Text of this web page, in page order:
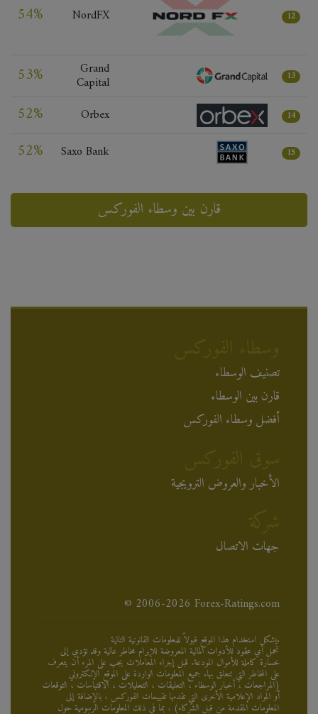
54% NordFX 12
53% Grand
Capital 13
52% Orbex 14
52% Saxo Bank 15
قارن بين وسطاء الفوركس
تصنيف الوسطاء
قارن بين الوسطاء
أفضل وسطاء الفوركس
الأخبار والعروض الترويجية
جهات الاتصال
© 2006-2026 Forex-Ratings.com
يشكل استخدام هذا الموقع قبولاً للمعلومات القانونية التالية.
تحمل أي عقود للأدوات المالية المعروضة للإبرام مخاطر عالية وقد تؤدي إلى
خسارة كاملة للأموال المودعة. قبل إجراء المعاملات يجب على المرء أن يتعرف
على المخاطر التي تتعلق بها. جميع المعلومات الواردة على الموقع الإلكتروني
(المراجعات ، أخبار الوسطاء ، التعليقات ، التحليلات ، الاقتباسات ، التوقعات
أو المواد الإعلامية الأخرى التي تقدمها تقييمات الفوركس ، بالإضافة إلى
المعلومات المقدمة من قبل الشركاء) ، بما في ذلك المعلومات الرسومية حول